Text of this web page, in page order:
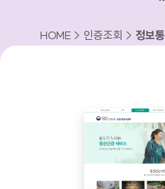
HOME > 인증조회 > 정보